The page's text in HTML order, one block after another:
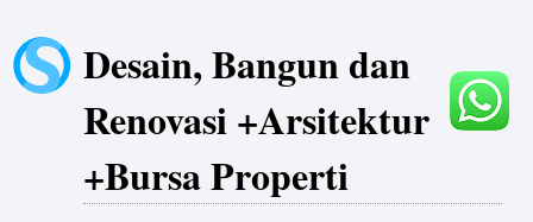
Desain, Bangun dan
Renovasi +Arsitektur
+Bursa Properti